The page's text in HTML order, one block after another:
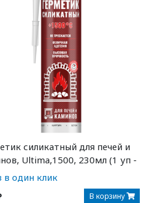
силикатный для печей и
Ultima,1500, 230мл (1 уп -
в один клик
В корзину